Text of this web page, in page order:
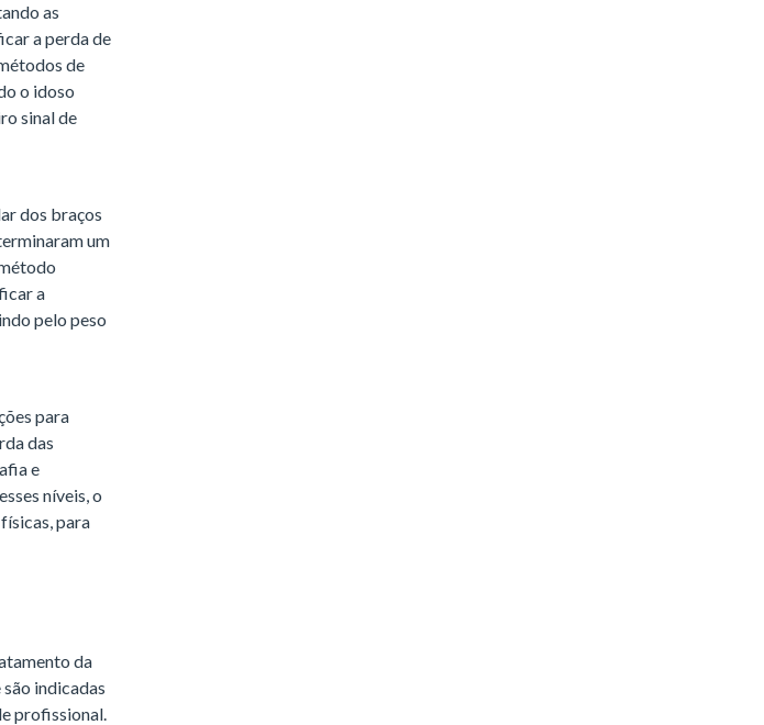
as
a perda de
de
o idoso
sinal de
dos braços
um
a
pelo peso
para
das
e
níveis, o
para
da
indicadas
profissional.